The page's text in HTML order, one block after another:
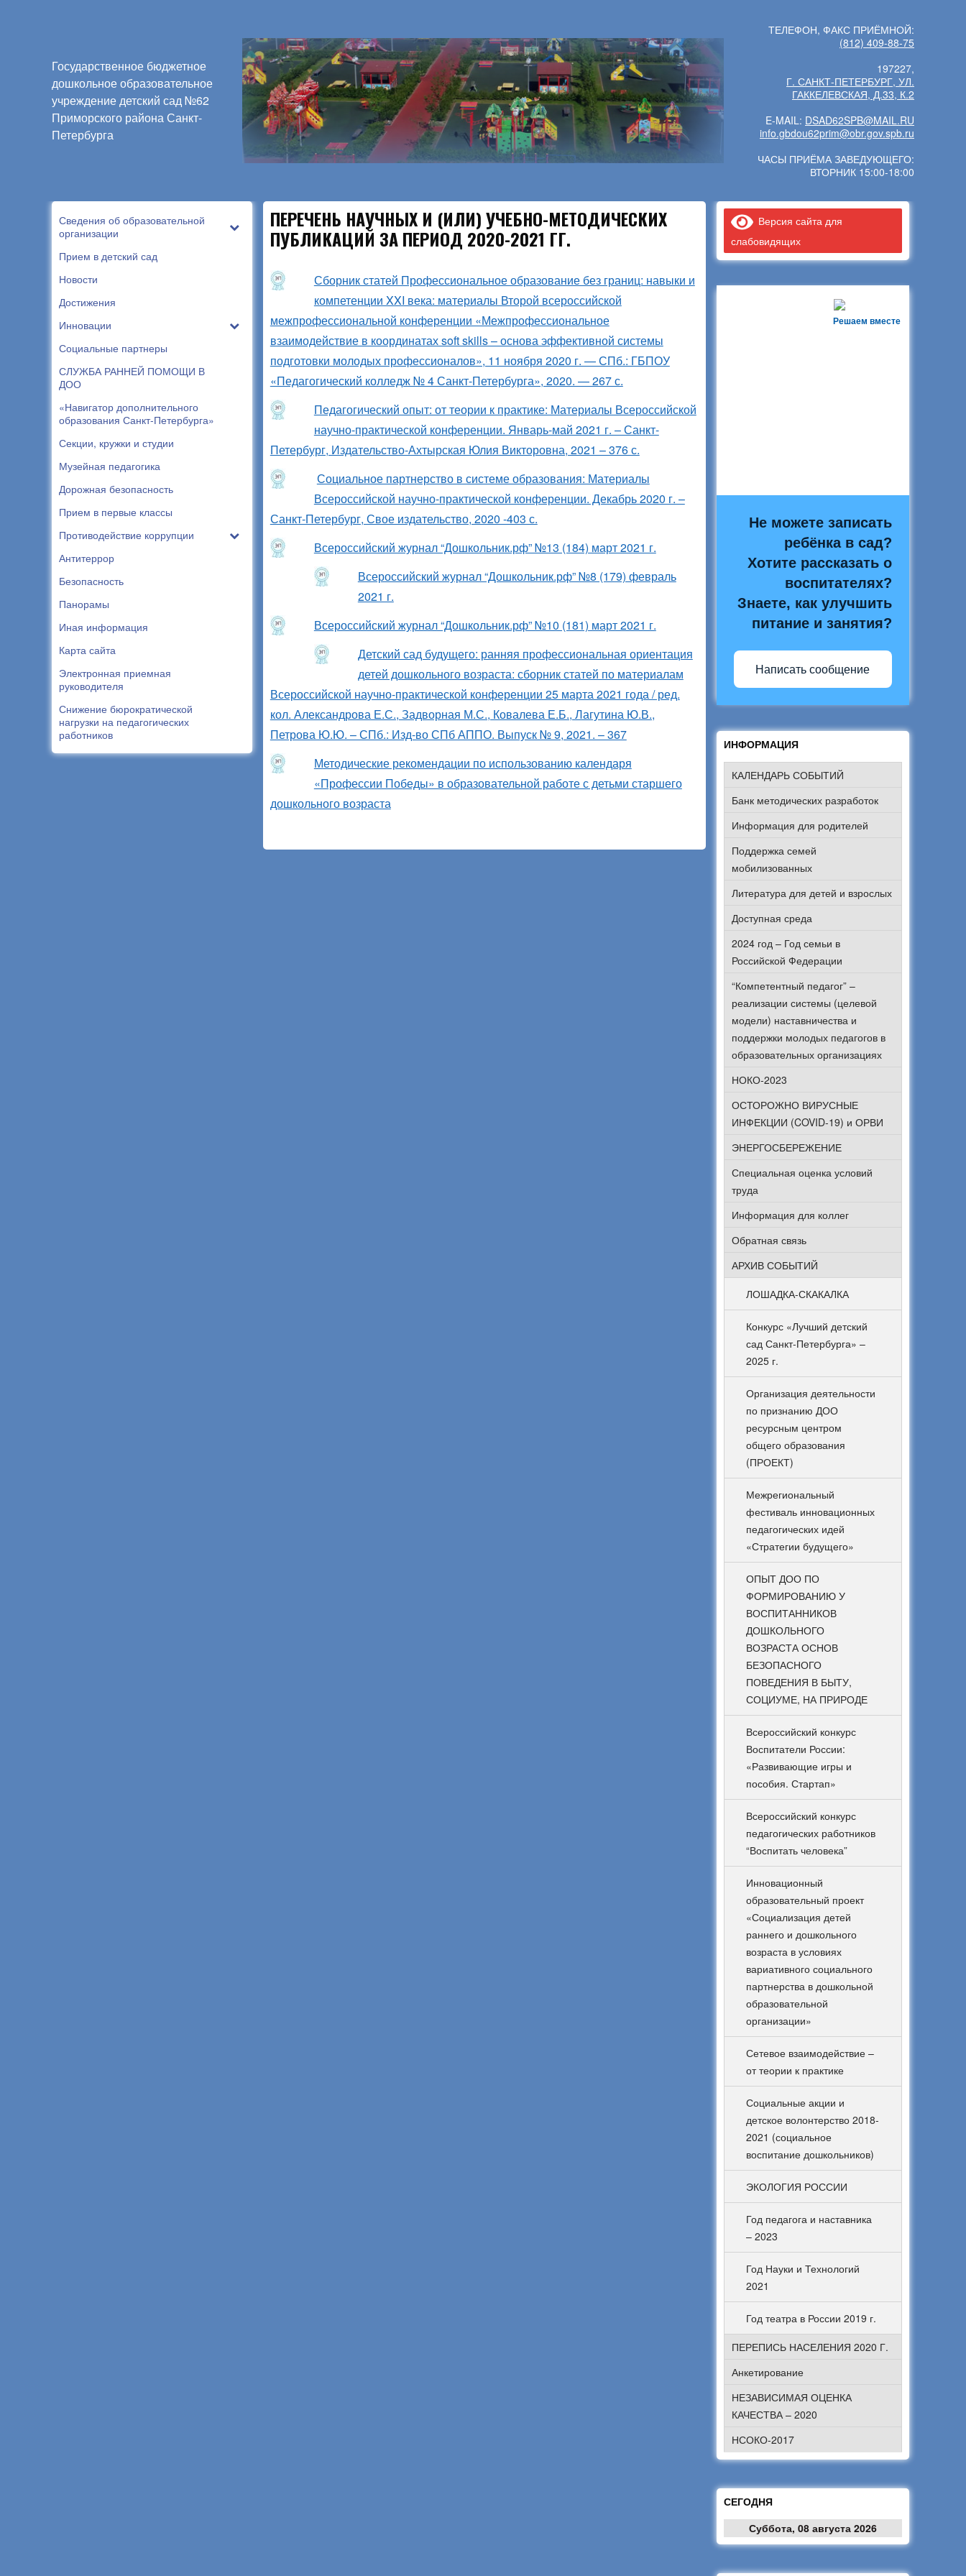
Государственное бюджетное
дошкольное образовательное
учреждение детский сад №62
Приморского района Санкт-
Петербурга
ТЕЛЕФОН, ФАКС ПРИЁМНОЙ:
(812) 409-88-75
197227,
Г. САНКТ-ПЕТЕРБУРГ, УЛ.
ГАККЕЛЕВСКАЯ, Д.33, К.2
E-MAIL: DSAD62SPB@MAIL.RU
info.gbdou62prim@obr.gov.spb.ru
ЧАСЫ ПРИЁМА ЗАВЕДУЮЩЕГО:
ВТОРНИК 15:00-18:00
Сведения об образовательной
организации
Прием в детский сад
Новости
Достижения
Инновации
Социальные партнеры
СЛУЖБА РАННЕЙ ПОМОЩИ В
ДОО
«Навигатор дополнительного
образования Санкт-Петербурга»
Секции, кружки и студии
Музейная педагогика
Дорожная безопасность
Прием в первые классы
Противодействие коррупции
Антитеррор
Безопасность
Панорамы
Иная информация
Карта сайта
Электронная приемная
руководителя
Снижение бюрократической
нагрузки на педагогических
работников
ПЕРЕЧЕНЬ НАУЧНЫХ И (ИЛИ) УЧЕБНО-МЕТОДИЧЕСКИХ
ПУБЛИКАЦИЙ ЗА ПЕРИОД 2020-2021 ГГ.
Сборник статей Профессиональное образование без границ: навыки и
компетенции XXI века: материалы Второй всероссийской
межпрофессиональной конференции «Межпрофессиональное
взаимодействие в координатах soft skills – основа эффективной системы
подготовки молодых профессионалов», 11 ноября 2020 г. — СПб.: ГБПОУ
«Педагогический колледж № 4 Санкт-Петербурга», 2020. — 267 с.
Педагогический опыт: от теории к практике: Материалы Всероссийской
научно-практической конференции. Январь-май 2021 г. – Санкт-
Петербург, Издательство-Ахтырская Юлия Викторовна, 2021 – 376 с.
Социальное партнерство в системе образования: Материалы
Всероссийской научно-практической конференции. Декабрь 2020 г. –
Санкт-Петербург, Свое издательство, 2020 -403 с.
Всероссийский журнал “Дошкольник.рф” №13 (184) март 2021 г.
Всероссийский журнал “Дошкольник.рф” №8 (179) февраль
2021 г.
Всероссийский журнал “Дошкольник.рф” №10 (181) март 2021 г.
Детский сад будущего: ранняя профессиональная ориентация
детей дошкольного возраста: сборник статей по материалам
Всероссийской научно-практической конференции 25 марта 2021 года / ред.
кол. Александрова Е.С., Задворная М.С., Ковалева Е.Б., Лагутина Ю.В.,
Петрова Ю.Ю. – СПб.: Изд-во СПб АППО. Выпуск № 9, 2021. – 367
Методические рекомендации по использованию календаря
«Профессии Победы» в образовательной работе с детьми старшего
дошкольного возраста
Версия сайта для
слабовидящих
Решаем вместе
Не можете записать
ребёнка в сад?
Хотите рассказать о
воспитателях?
Знаете, как улучшить
питание и занятия?
Написать сообщение
ИНФОРМАЦИЯ
КАЛЕНДАРЬ СОБЫТИЙ
Банк методических разработок
Информация для родителей
Поддержка семей
мобилизованных
Литература для детей и взрослых
Доступная среда
2024 год – Год семьи в
Российской Федерации
“Компетентный педагог” –
реализации системы (целевой
модели) наставничества и
поддержки молодых педагогов в
образовательных организациях
НОКО-2023
ОСТОРОЖНО ВИРУСНЫЕ
ИНФЕКЦИИ (COVID-19) и ОРВИ
ЭНЕРГОСБЕРЕЖЕНИЕ
Специальная оценка условий
труда
Информация для коллег
Обратная связь
АРХИВ СОБЫТИЙ
ЛОШАДКА-СКАКАЛКА
Конкурс «Лучший детский
сад Санкт-Петербурга» –
2025 г.
Организация деятельности
по признанию ДОО
ресурсным центром
общего образования
(ПРОЕКТ)
Межрегиональный
фестиваль инновационных
педагогических идей
«Стратегии будущего»
ОПЫТ ДОО ПО
ФОРМИРОВАНИЮ У
ВОСПИТАННИКОВ
ДОШКОЛЬНОГО
ВОЗРАСТА ОСНОВ
БЕЗОПАСНОГО
ПОВЕДЕНИЯ В БЫТУ,
СОЦИУМЕ, НА ПРИРОДЕ
Всероссийский конкурс
Воспитатели России:
«Развивающие игры и
пособия. Стартап»
Всероссийский конкурс
педагогических работников
“Воспитать человека”
Инновационный
образовательный проект
«Социализация детей
раннего и дошкольного
возраста в условиях
вариативного социального
партнерства в дошкольной
образовательной
организации»
Сетевое взаимодействие –
от теории к практике
Социальные акции и
детское волонтерство 2018-
2021 (социальное
воспитание дошкольников)
ЭКОЛОГИЯ РОССИИ
Год педагога и наставника
– 2023
Год Науки и Технологий
2021
Год театра в России 2019 г.
ПЕРЕПИСЬ НАСЕЛЕНИЯ 2020 Г.
Анкетирование
НЕЗАВИСИМАЯ ОЦЕНКА
КАЧЕСТВА – 2020
НСОКО-2017
СЕГОДНЯ
Суббота, 08 августа 2026